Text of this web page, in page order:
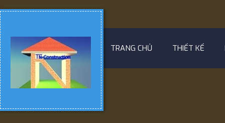
TRANG CHỦ THIẾT KẾ